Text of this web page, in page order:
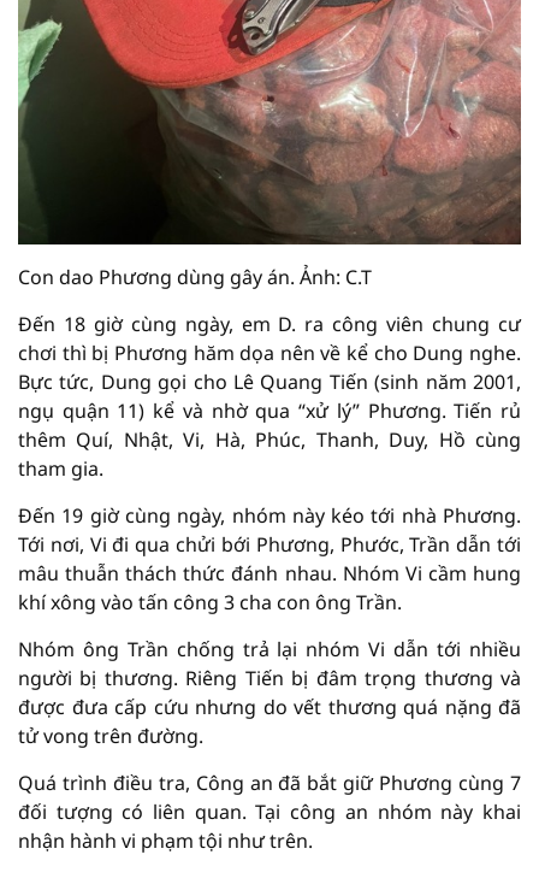
Con dao Phương dùng gây án. Ảnh: C.T
Đến 18 giờ cùng ngày, em D. ra công viên chung cư
chơi thì bị Phương hăm dọa nên về kể cho Dung nghe.
Bực tức, Dung gọi cho Lê Quang Tiến (sinh năm 2001,
ngụ quận 11) kể và nhờ qua “xử lý” Phương. Tiến rủ
thêm Quí, Nhật, Vi, Hà, Phúc, Thanh, Duy, Hồ cùng
tham gia.
Đến 19 giờ cùng ngày, nhóm này kéo tới nhà Phương.
Tới nơi, Vi đi qua chửi bới Phương, Phước, Trần dẫn tới
mâu thuẫn thách thức đánh nhau. Nhóm Vi cầm hung
khí xông vào tấn công 3 cha con ông Trần.
Nhóm ông Trần chống trả lại nhóm Vi dẫn tới nhiều
người bị thương. Riêng Tiến bị đâm trọng thương và
được đưa cấp cứu nhưng do vết thương quá nặng đã
tử vong trên đường.
Quá trình điều tra, Công an đã bắt giữ Phương cùng 7
đối tượng có liên quan. Tại công an nhóm này khai
nhận hành vi phạm tội như trên.